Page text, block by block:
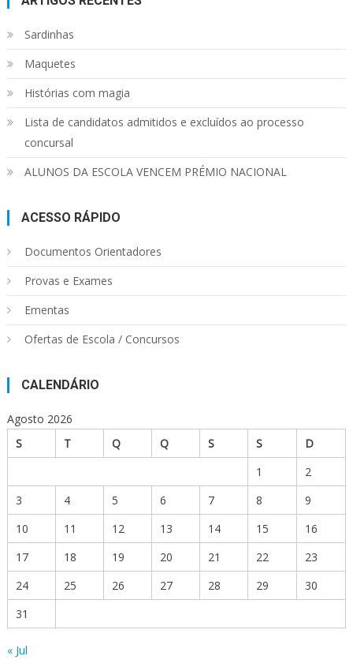
Sardinhas
Maquetes
Histórias com magia
Lista de candidatos admitidos e excluídos ao processo
concursal
ALUNOS DA ESCOLA VENCEM PRÉMIO NACIONAL
ACESSO RÁPIDO
Documentos Orientadores
Provas e Exames
Ementas
Ofertas de Escola / Concursos
CALENDÁRIO
Agosto 2026
S
T Q Q S S
D
1
2
3
4 5 6 7 8
9
10
11 12 13 14 15
16
17
18 19 20 21 22
23
24
25 26 27 28 29
30
31
« Jul